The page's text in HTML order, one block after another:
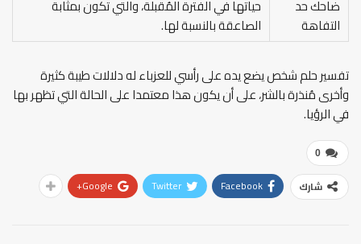
ضاحك حد
التفاهة
حياتها في الفترة المُقبلة، والتي تكون بمثابة
الصاعقة بالنسبة لها.
تفسير حلم شخص يضع يده على رأسي للعزباء له دلالات طيبة كثيرة
وأخرى مُنذرة بالشر، على أن يكون هذا معتمدا على الحالة التي تظهر بها
في الرؤيا.
0
شارك Facebook
Twitter
Google+